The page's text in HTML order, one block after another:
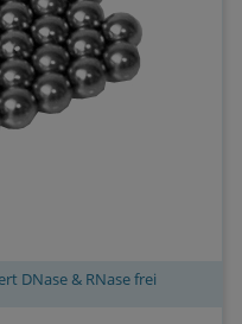
DNase & RNase frei